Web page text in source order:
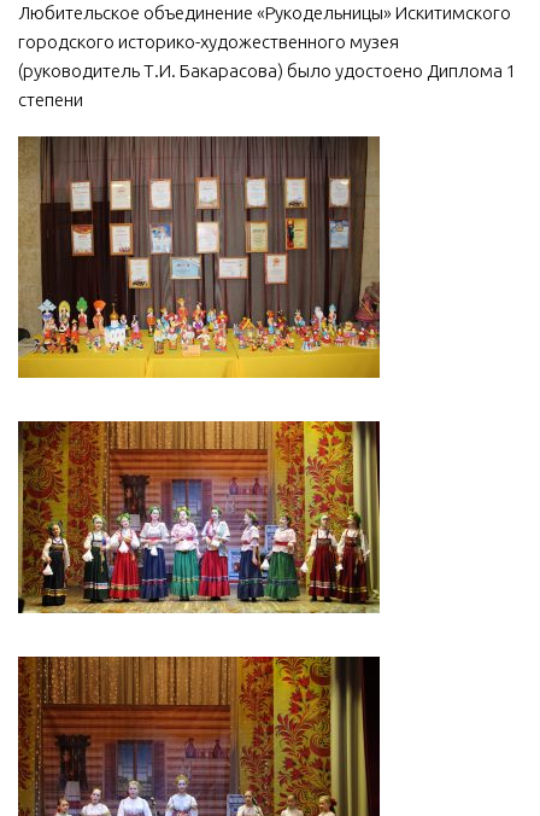
Любительское объединение «Рукодельницы» Искитимского
городского историко-художественного музея
(руководитель Т.И. Бакарасова) было удостоено Диплома 1
степени